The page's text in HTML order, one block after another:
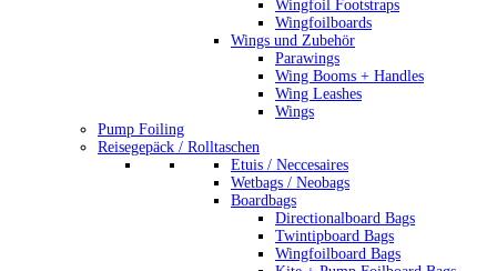
Wingfoil Footstraps
Wingfoilboards
Wings und Zubehör
Parawings
Wing Booms + Handles
Wing Leashes
Wings
Pump Foiling
Reisegepäck / Rolltaschen
Etuis / Neccesaires
Wetbags / Neobags
Boardbags
Directionalboard Bags
Twintipboard Bags
Wingfoilboard Bags